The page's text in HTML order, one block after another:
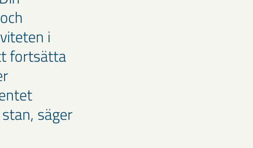
i
fortsätta
säger